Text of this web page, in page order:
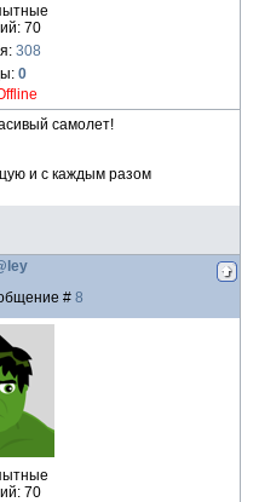
70
308
0
самолет!
и с каждым разом
# 8
70